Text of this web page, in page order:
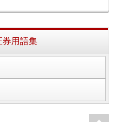
券用語集